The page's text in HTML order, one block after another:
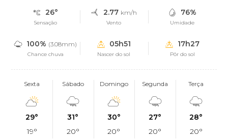
26°
Sensação
2.77 km/h
Vento
76%
Umidade
100% (3.08mm)
Chance chuva
05h51
Nascer do sol
17h27
Pôr do sol
Sexta
29°
19°
Sábado
31°
20°
Domingo
30°
20°
Segunda
27°
20°
Terça
28°
20°